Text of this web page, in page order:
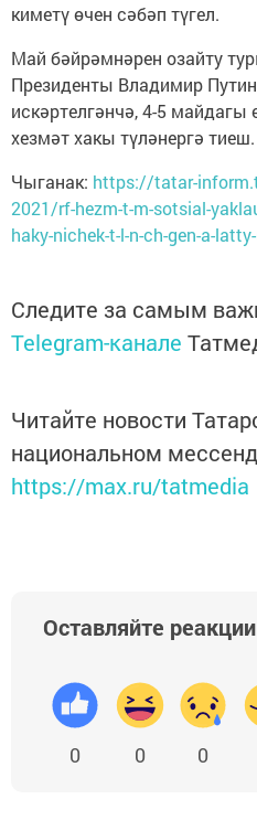
киметү өчен сәбәп түгел.
Май бәйрәмнәрен озайту
Президенты Владимир
искәртелгәнчә, 4-5 майдагы
хезмәт хакы түләнергә тиеш.
Чыганак: https://tatar-
2021/rf-hezm-t-m-sotsial-
haky-nichek-t-l-n-ch-gen-a-
Следите за самым
Telegram-канале
Читайте новости
национальном
https://max.ru/tatmedia
Оставляйте реакции
0 0 0